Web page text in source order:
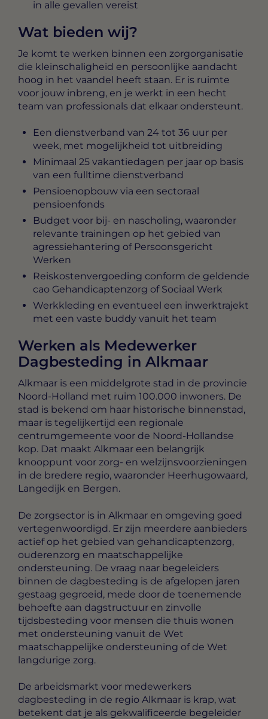
in alle gevallen vereist
Wat bieden wij?
Je komt te werken binnen een zorgorganisatie
die kleinschaligheid en persoonlijke aandacht
hoog in het vaandel heeft staan. Er is ruimte
voor jouw inbreng, en je werkt in een hecht
team van professionals dat elkaar ondersteunt.
Een dienstverband van 24 tot 36 uur per
week, met mogelijkheid tot uitbreiding
Minimaal 25 vakantiedagen per jaar op basis
van een fulltime dienstverband
Pensioenopbouw via een sectoraal
pensioenfonds
Budget voor bij- en nascholing, waaronder
relevante trainingen op het gebied van
agressiehantering of Persoonsgericht
Werken
Reiskostenvergoeding conform de geldende
cao Gehandicaptenzorg of Sociaal Werk
Werkkleding en eventueel een inwerktrajekt
met een vaste buddy vanuit het team
Werken als Medewerker
Dagbesteding in Alkmaar
Alkmaar is een middelgrote stad in de provincie
Noord-Holland met ruim 100.000 inwoners. De
stad is bekend om haar historische binnenstad,
maar is tegelijkertijd een regionale
centrumgemeente voor de Noord-Hollandse
kop. Dat maakt Alkmaar een belangrijk
knooppunt voor zorg- en welzijnsvoorzieningen
in de bredere regio, waaronder Heerhugowaard,
Langedijk en Bergen.
De zorgsector is in Alkmaar en omgeving goed
vertegenwoordigd. Er zijn meerdere aanbieders
actief op het gebied van gehandicaptenzorg,
ouderenzorg en maatschappelijke
ondersteuning. De vraag naar begeleiders
binnen de dagbesteding is de afgelopen jaren
gestaag gegroeid, mede door de toenemende
behoefte aan dagstructuur en zinvolle
tijdsbesteding voor mensen die thuis wonen
met ondersteuning vanuit de Wet
maatschappelijke ondersteuning of de Wet
langdurige zorg.
De arbeidsmarkt voor medewerkers
dagbesteding in de regio Alkmaar is krap, wat
betekent dat je als gekwalificeerde begeleider